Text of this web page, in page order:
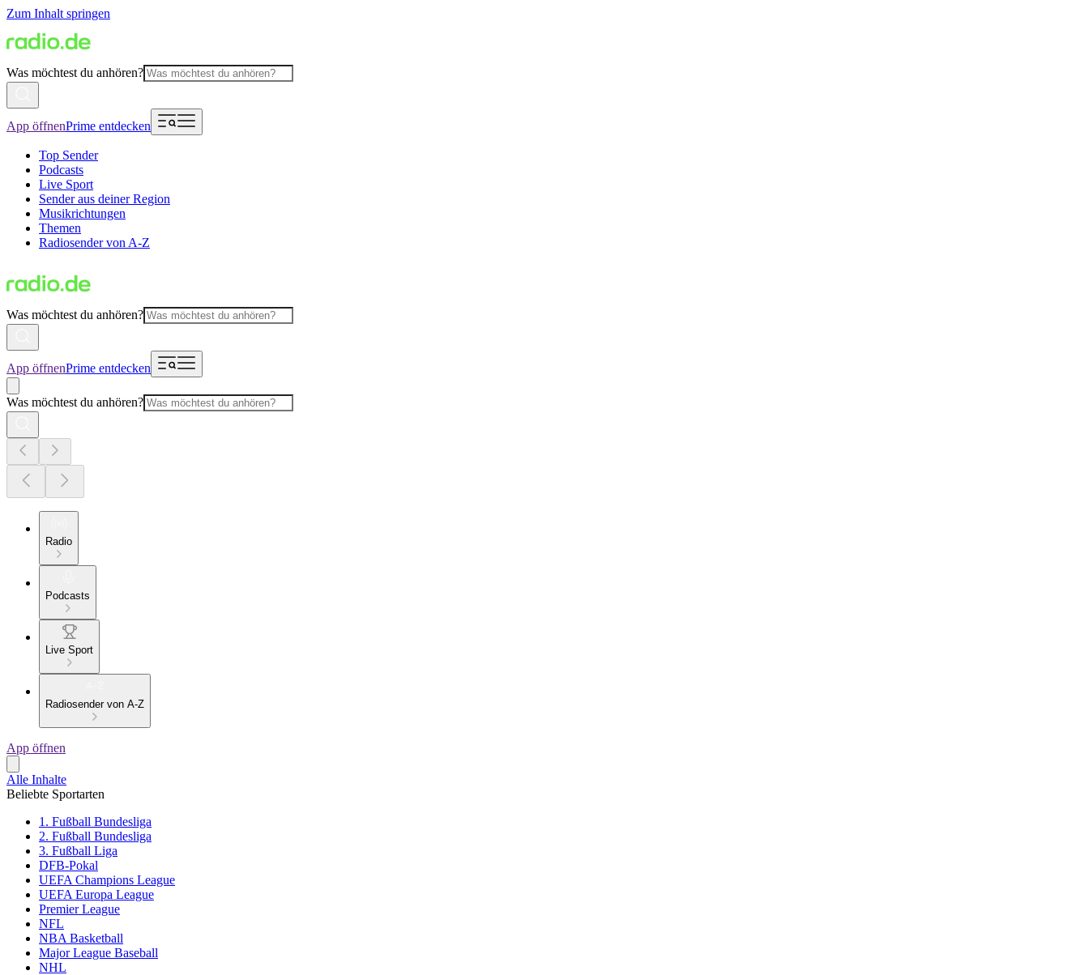
Zum Inhalt springen
Was möchtest du anhören?
App öffnenPrime entdecken
Top Sender
Podcasts
Live Sport
Sender aus deiner Region
Musikrichtungen
Themen
Radiosender von A-Z
Was möchtest du anhören?
App öffnenPrime entdecken
Was möchtest du anhören?
Radio
Podcasts
Live Sport
Radiosender von A-Z
App öffnen
Alle Inhalte
Beliebte Sportarten
1. Fußball Bundesliga
2. Fußball Bundesliga
3. Fußball Liga
DFB-Pokal
UEFA Champions League
UEFA Europa League
Premier League
NFL
NBA Basketball
Major League Baseball
NHL